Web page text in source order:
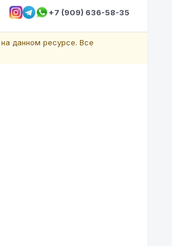
+7 (909) 636-58-35
данном ресурсе. Все